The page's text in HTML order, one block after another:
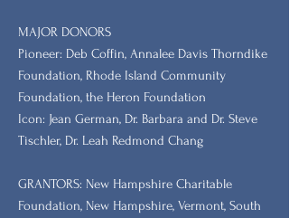
MAJOR DONORS
​Pioneer: Deb Coffin, Annalee Davis Thorndike
Foundation, Rhode Island Community
Foundation, the Heron Foundation
Icon: Jean German, Dr. Barbara and Dr. Steve
Tischler, Dr. Leah Redmond Chang
GRANTORS: New Hampshire Charitable
Foundation, New Hampshire, Vermont, South